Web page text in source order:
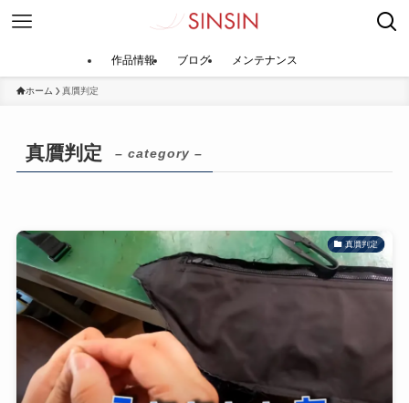
作品情報 ブログ メンテナンス
ホーム 真贋判定
真贋判定 – category –
真贋判定